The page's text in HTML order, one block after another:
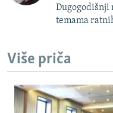
Dugogodišnji
temama
Više priča